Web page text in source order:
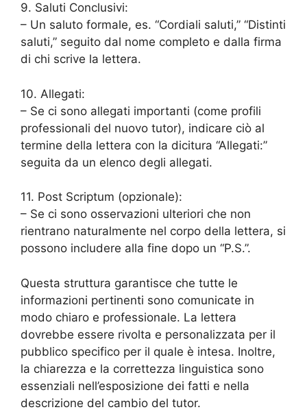
9. Saluti Conclusivi:
– Un saluto formale, es. “Cordiali saluti,” “Distinti
saluti,” seguito dal nome completo e dalla firma
di chi scrive la lettera.
10. Allegati:
– Se ci sono allegati importanti (come profili
professionali del nuovo tutor), indicare ciò al
termine della lettera con la dicitura “Allegati:”
seguita da un elenco degli allegati.
11. Post Scriptum (opzionale):
– Se ci sono osservazioni ulteriori che non
rientrano naturalmente nel corpo della lettera, si
possono includere alla fine dopo un “P.S.”.
Questa struttura garantisce che tutte le
informazioni pertinenti sono comunicate in
modo chiaro e professionale. La lettera
dovrebbe essere rivolta e personalizzata per il
pubblico specifico per il quale è intesa. Inoltre,
la chiarezza e la correttezza linguistica sono
essenziali nell’esposizione dei fatti e nella
descrizione del cambio del tutor.